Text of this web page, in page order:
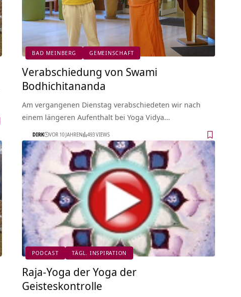
BAD MEINBERG GEMEINSCHAFT
Verabschiedung von Swami
Bodhichitananda
Am vergangenen Dienstag verabschiedeten wir nach
einem längeren Aufenthalt bei Yoga Vidya…
DIRK VOR 10 JAHREN 493 VIEWS
PODCAST TÄGL. INSPIRATION
Raja-Yoga der Yoga der
Geisteskontrolle